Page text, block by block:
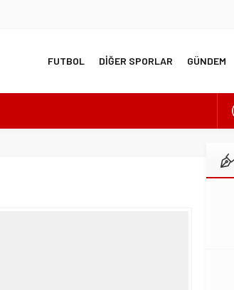
FUTBOL DİĞER SPORLAR GÜNDEM